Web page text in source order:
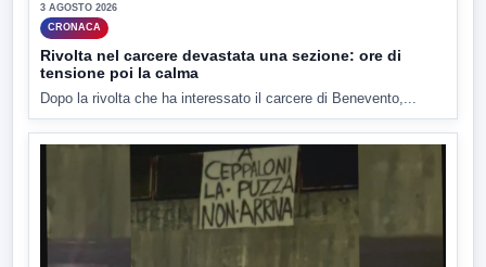
3 AGOSTO 2026
CRONACA
Rivolta nel carcere devastata una sezione: ore di
tensione poi la calma
Dopo la rivolta che ha interessato il carcere di Benevento,...